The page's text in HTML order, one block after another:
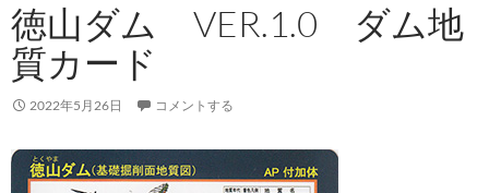
徳山ダム VER.1.0 ダム地
質カード
2022年5月26日 コメントする